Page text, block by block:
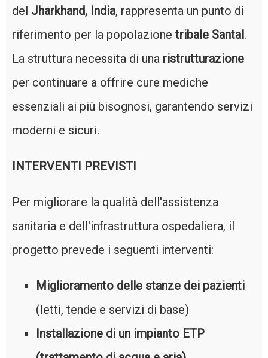
del Jharkhand, India, rappresenta un punto di
riferimento per la popolazione tribale Santal.
La struttura necessita di una ristrutturazione
per continuare a offrire cure mediche
essenziali ai più bisognosi, garantendo servizi
moderni e sicuri.
INTERVENTI PREVISTI
Per migliorare la qualità dell'assistenza
sanitaria e dell'infrastruttura ospedaliera, il
progetto prevede i seguenti interventi:
Miglioramento delle stanze dei pazienti
(letti, tende e servizi di base)
Installazione di un impianto ETP